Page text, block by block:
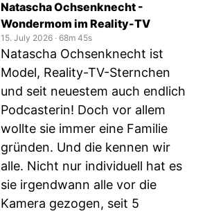
Natascha Ochsenknecht -
Wondermom im Reality-TV
15. July 2026 ‧ 68m 45s
Natascha Ochsenknecht ist
Model, Reality-TV-Sternchen
und seit neuestem auch endlich
Podcasterin! Doch vor allem
wollte sie immer eine Familie
gründen. Und die kennen wir
alle. Nicht nur individuell hat es
sie irgendwann alle vor die
Kamera gezogen, seit 5